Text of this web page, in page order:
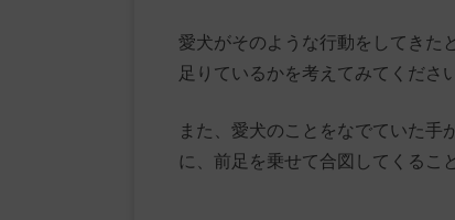
愛犬がそのような行動をしてきた
足りているかを考えてみてください
また、愛犬のことをなでていた手
に、前足を乗せて合図してくるこ